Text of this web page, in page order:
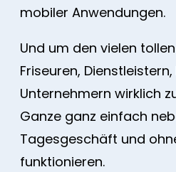
mobiler Anwendungen.
Und um den vielen
Friseuren,
Unternehmern wirklich
Ganze ganz einfach
Tagesgeschäft und
funktionieren.